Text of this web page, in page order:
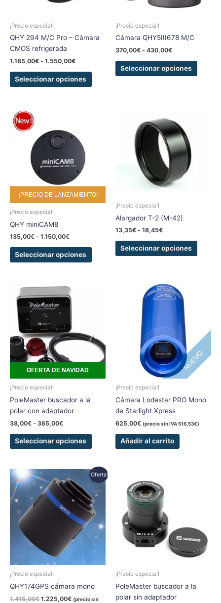
¡Precio especial!
QHY 294 M/C Pro – Cámara
CMOS refrigerada
1.185,00€ - 1.550,00€
Seleccionar opciones
en
producto
¡Precio especial!
Cámara QHY5III678 M/C
370,00€ - 430,00€
Seleccionar opciones
se
¡PRECIO DE LANZAMIENTO!
¡Precio especial!
QHY miniCAM8
135,00€ - 1.150,00€
desde
135,00€
hasta
1.150,00€
Seleccionar opciones
se
pueden
producto
¡Precio especial!
Alargador T-2 (M-42)
13,35€ - 18,45€
de
precios:
desde
13,35€
hasta
18,45€
Seleccionar opciones
página
de
OFERTA DE NAVIDAD
¡Precio especial!
PoleMaster buscador a la
polar con adaptador
38,00€ - 365,00€
Rango
de
precios:
desde
38,00€
hasta
365,00€
Seleccionar opciones
Las
opciones
se
NUEVO
¡Precio especial!
Cámara Lodestar PRO Mono
de Starlight Xpress
625,00€ (precio sin IVA516,53€)
Añadir al carrito
¡Oferta!
¡Precio especial!
QHY174GPS cámara mono
1.415,00€
El
precio
original
era:
1.415,00€.
1.225,00€
precio
actual
es:
1.225,00€.
(precio sin
¡Precio especial!
PoleMaster buscador a la
polar sin adaptador